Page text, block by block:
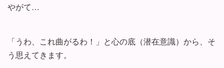
やがて…
「うわ、これ曲がるわ！」と心の底（潜在意識）から、そ
う思えてきます。